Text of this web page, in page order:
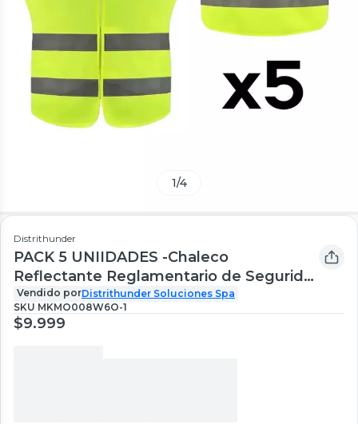
1/4
Distrithunder
PACK 5 UNIIDADES -Chaleco
Reflectante Reglamentario de Segurida
Amarillo
Vendido porDistrithunder Soluciones Spa
SKU MKMO008W6O-1
$9.999